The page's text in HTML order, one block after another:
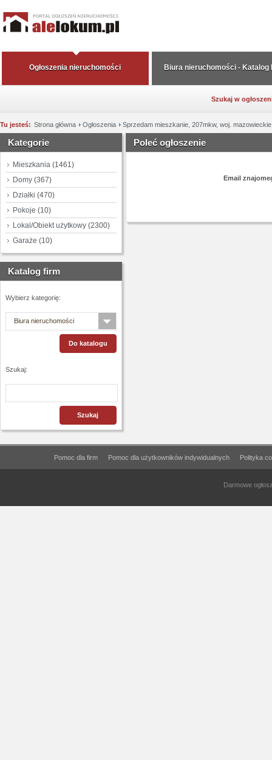
Szukaj w
Biura nieruchomości - Katalog
Ogłoszenia nieruchomości
Tu jesteś: Strona główna Ogłoszenia Sprzedam mieszkanie, 207mkw, woj.
Kategorie
Mieszkania (1461)
Domy (367)
Działki (470)
Pokoje (10)
Lokal/Obiekt użytkowy (2300)
Garaże (10)
Katalog firm
Wybierz kategorię:
Biura nieruchomości
Szukaj:
Poleć ogłoszenie
Email
Pomoc dla firm Pomoc dla użytkowników indywidualnych Polityka
Darmowe